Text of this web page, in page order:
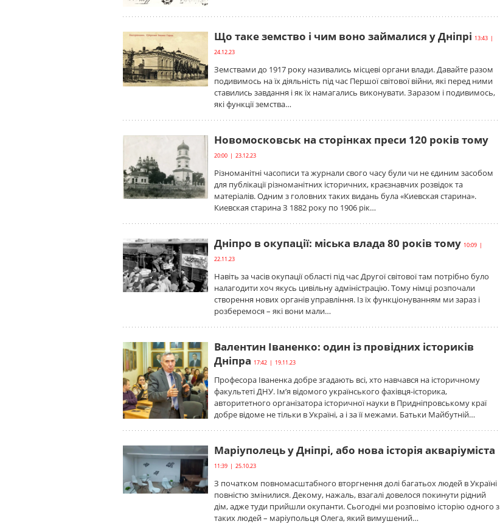
Що таке земство і чим воно займалися у Дніпрі 13:43 |
24.12.23
Земствами до 1917 року називались місцеві органи влади. Давайте разом
подивимось на їх діяльність під час Першої світової війни, які перед ними
ставились завдання і як їх намагались виконувати. Заразом і подивимось,
які функції земства…
Новомосковськ на сторінках преси 120 років тому
20:00 | 23.12.23
Різноманітні часописи та журнали свого часу були чи не єдиним засобом
для публікації різноманітних історичних, краєзнавчих розвідок та
матеріалів. Одним з головних таких видань була «Киевская старина».
Киевская старина З 1882 року по 1906 рік…
Дніпро в окупації: міська влада 80 років тому 10:09 |
22.11.23
Навіть за часів окупації області під час Другої світової там потрібно було
налагодити хоч якусь цивільну адміністрацію. Тому німці розпочали
створення нових органів управління. Із їх функціонуванням ми зараз і
розберемося – які вони мали…
Валентин Іваненко: один із провідних істориків
Дніпра 17:42 | 19.11.23
Професора Іваненка добре згадають всі, хто навчався на історичному
факультеті ДНУ. Ім’я відомого українського фахівця-історика,
авторитетного організатора історичної науки в Придніпровському краї
добре відоме не тільки в Україні, а і за її межами. Батьки Майбутній…
Маріуполець у Дніпрі, або нова історія акваріуміста
11:39 | 25.10.23
З початком повномасштабного вторгнення долі багатьох людей в Україні
повністю змінилися. Декому, нажаль, взагалі довелося покинути рідний
дім, адже туди прийшли окупанти. Сьогодні ми розповімо історію одного з
таких людей – маріупольця Олега, який вимушений…